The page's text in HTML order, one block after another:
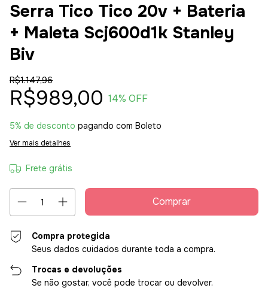
Serra Tico Tico 20v + Bateria
+ Maleta Scj600d1k Stanley
Biv
R$1.147,96
R$989,00 14% OFF
5% de desconto pagando com Boleto
Ver mais detalhes
Frete grátis
Compra protegida
Seus dados cuidados durante toda a compra.
Trocas e devoluções
Se não gostar, você pode trocar ou devolver.